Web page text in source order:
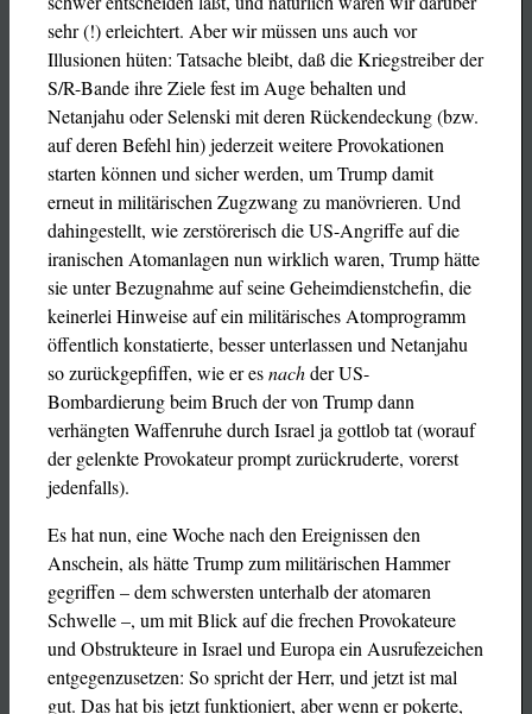
sehr (!) erleichtert. Aber wir müssen uns auch vor
Illusionen hüten: Tatsache bleibt, daß die Kriegstreiber der
S/R-Bande ihre Ziele fest im Auge behalten und
Netanjahu oder Selenski mit deren Rückendeckung (bzw.
auf deren Befehl hin) jederzeit weitere Provokationen
starten können und sicher werden, um Trump damit
erneut in militärischen Zugzwang zu manövrieren. Und
dahingestellt, wie zerstörerisch die US-Angriffe auf die
iranischen Atomanlagen nun wirklich waren, Trump hätte
sie unter Bezugnahme auf seine Geheimdienstchefin, die
keinerlei Hinweise auf ein militärisches Atomprogramm
öffentlich konstatierte, besser unterlassen und Netanjahu
so zurückgepfiffen, wie er esnachder US-
Bombardierung beim Bruch der von Trump dann
verhängten Waffenruhe durch Israel ja gottlob tat (worauf
der gelenkte Provokateur prompt zurückruderte, vorerst
jedenfalls).
Es hat nun, eine Woche nach den Ereignissen den
Anschein, als hätte Trump zum militärischen Hammer
gegriffen – dem schwersten unterhalb der atomaren
Schwelle –, um mit Blick auf die frechen Provokateure
und Obstrukteure in Israel und Europa ein Ausrufezeichen
entgegenzusetzen: So spricht der Herr, und jetzt ist mal
gut. Das hat bis jetzt funktioniert, aber wenn er pokerte,